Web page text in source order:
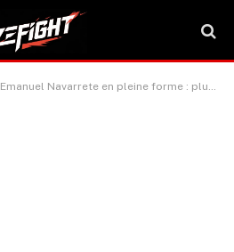
Emanuel Navarrete en pleine forme : plus aucune interruption ne freine ses ambitions